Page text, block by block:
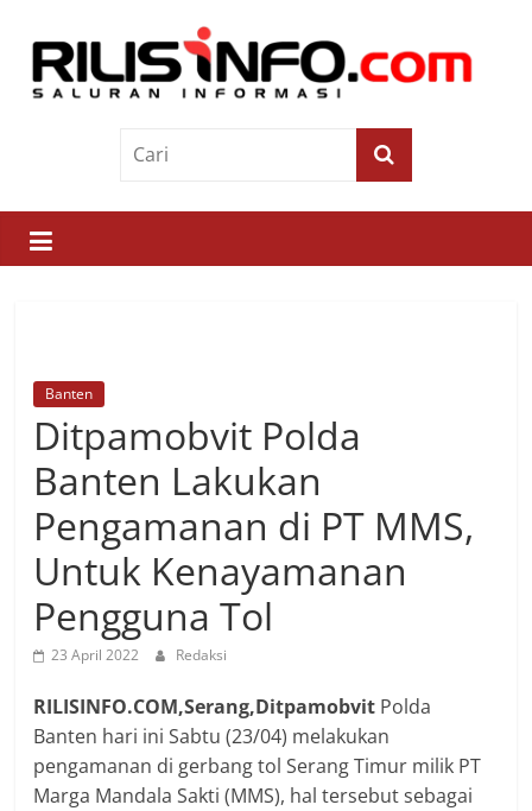
contentRilis
Saluran
Informasi
Banten
Ditpamobvit Polda
Banten Lakukan
Pengamanan di PT MMS,
Untuk Kenayamanan
Pengguna Tol
23 April 2022 Redaksi
RILISINFO.COM,Serang,Ditpamobvit Polda
Banten hari ini Sabtu (23/04) melakukan
pengamanan di gerbang tol Serang Timur milik PT
Marga Mandala Sakti (MMS), hal tersebut sebagai